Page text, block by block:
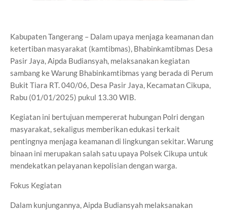
Kabupaten Tangerang – Dalam upaya menjaga keamanan dan
ketertiban masyarakat (kamtibmas), Bhabinkamtibmas Desa
Pasir Jaya, Aipda Budiansyah, melaksanakan kegiatan
sambang ke Warung Bhabinkamtibmas yang berada di Perum
Bukit Tiara RT. 040/06, Desa Pasir Jaya, Kecamatan Cikupa,
Rabu (01/01/2025) pukul 13.30 WIB.
Kegiatan ini bertujuan mempererat hubungan Polri dengan
masyarakat, sekaligus memberikan edukasi terkait
pentingnya menjaga keamanan di lingkungan sekitar. Warung
binaan ini merupakan salah satu upaya Polsek Cikupa untuk
mendekatkan pelayanan kepolisian dengan warga.
Fokus Kegiatan
Dalam kunjungannya, Aipda Budiansyah melaksanakan